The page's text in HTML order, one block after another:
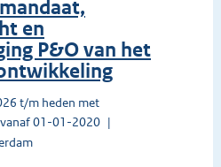
en
P&O van het
t/m heden met
01-01-2020